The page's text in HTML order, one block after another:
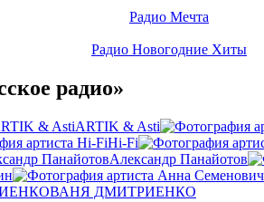
Радио Мечта
Радио Новогодние Хиты
радио»
ARTIK & Asti
Hi-Fi
Александр Панайотов
ВАНЯ ДМИТРИЕНКО